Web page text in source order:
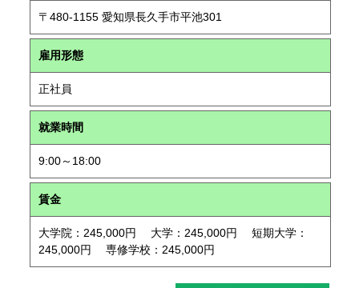
〒480-1155 愛知県長久手市平池301
雇用形態
正社員
就業時間
9:00～18:00
賃金
大学院：245,000円 大学：245,000円 短期大学：
245,000円 専修学校：245,000円